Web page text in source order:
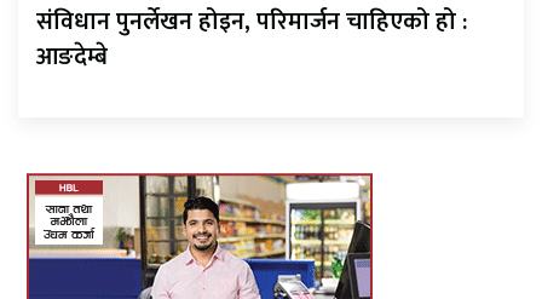
संविधान पुनर्लेखन होइन, परिमार्जन चाहिएको हो :
आङदेम्बे